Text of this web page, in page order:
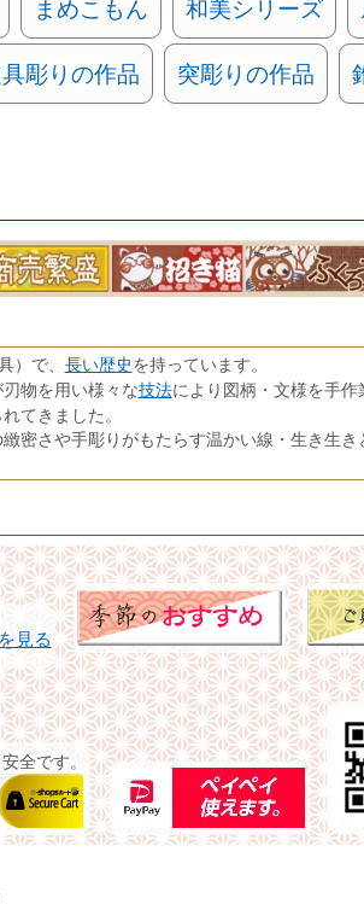
まめこもん 和美シリーズ
彫りの作品 突彫りの作品
）で、 長い歴史を持っています。
物を用い様々な技法により図柄・文様を手作
てきました。
密さや手彫りがもたらす温かい線・生き生き
見る
全です。